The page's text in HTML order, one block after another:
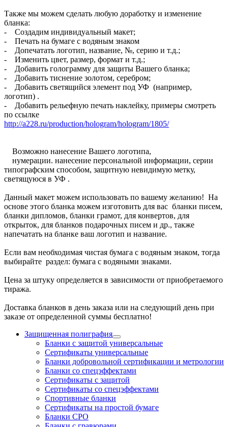
Также мы можем сделать любую доработку и изменение
бланка:
- Создадим индивидуальный макет;
- Печать на бумаге с водяным знаком
- Допечатать логотип, название, №, серию и т.д.;
- Изменить цвет, размер, формат и т.д.;
- Добавить голограмму для защиты Вашего бланка;
- Добавить тиснение золотом, серебром;
- Добавить светящийся элемент под УФ (например,
логотип) .
- Добавить рельефную печать наклейку, примеры смотреть
по ссылке
http://a228.ru/production/hologram/hologram/1805/
Возможно нанесение Вашего логотипа,
нумерации. нанесение персональной информации, серии
типографским способом, защитную невидимую метку,
светящуюся в УФ .
Данный макет можем использовать по вашему желанию! На
основе этого бланка можем изготовить для вас бланки писем,
бланки дипломов, бланки грамот, для конвертов, для
открыток, для бланков подарочных писем и др., также
напечатать на бланке ваш логотип и название.
Если вам необходимая чистая бумага с водяным знаком, тогда
выбирайте раздел: бумага с водяными знаками.
Цена за штуку определяется в зависимости от приобретаемого
тиража.
Доставка бланков в день заказа или на следующий день при
заказе от определенной суммы бесплатно!
Защищенная полиграфия
Бланки с защитой универсальные
Сертификаты универсальные
Бланки добровольной сертификации и метрологии
Бланки со спецэффектами
Сертификаты с защитой
Сертификаты со спецэффектами
Спортивные бланки
Cертификаты на простой бумаге
Бланки СРО